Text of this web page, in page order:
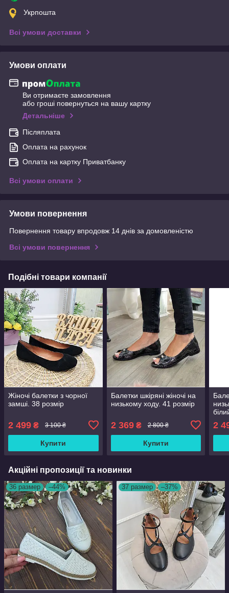
Укрпошта
Всі умови доставки
Умови оплати
Ви отримаєте замовлення
або гроші повернуться на вашу картку
Детальніше
Післяплата
Оплата на рахунок
Оплата на картку Приватбанку
Всі умови оплати
Умови повернення
Повернення товару впродовж 14 днів за домовленістю
Всі умови повернення
Подібні товари компанії
Жіночі балетки з чорної
замші. 38 розмір
2 499 ₴ 3 100 ₴
Купити
Балетки шкіряні жіночі на
низькому ходу. 41 розмір
2 369₴ 2 800 ₴
Купити
2
Акційні пропозиції та новинки
36 размер –44% 37 размер –37%